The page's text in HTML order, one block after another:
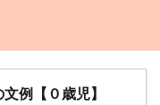
例【０歳児】